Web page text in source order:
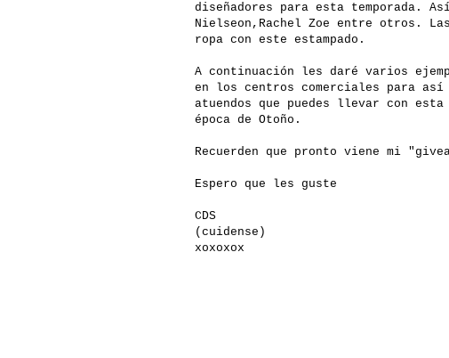
diseñadores para esta temporada.
Nielseon,Rachel Zoe entre otros.
ropa con este estampado.
A continuación les daré varios
en los centros comerciales para
atuendos que puedes llevar con esta
época de Otoño.
Recuerden que pronto viene mi
Espero que les guste
CDS
(cuidense)
xoxoxox